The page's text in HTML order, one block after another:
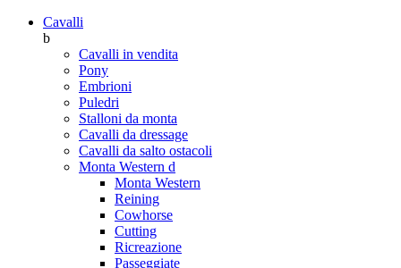
Cavalli
b
Cavalli in vendita
Pony
Embrioni
Puledri
Stalloni da monta
Cavalli da dressage
Cavalli da salto ostacoli
Monta Western d
Monta Western
Reining
Cowhorse
Cutting
Ricreazione
Passeggiate